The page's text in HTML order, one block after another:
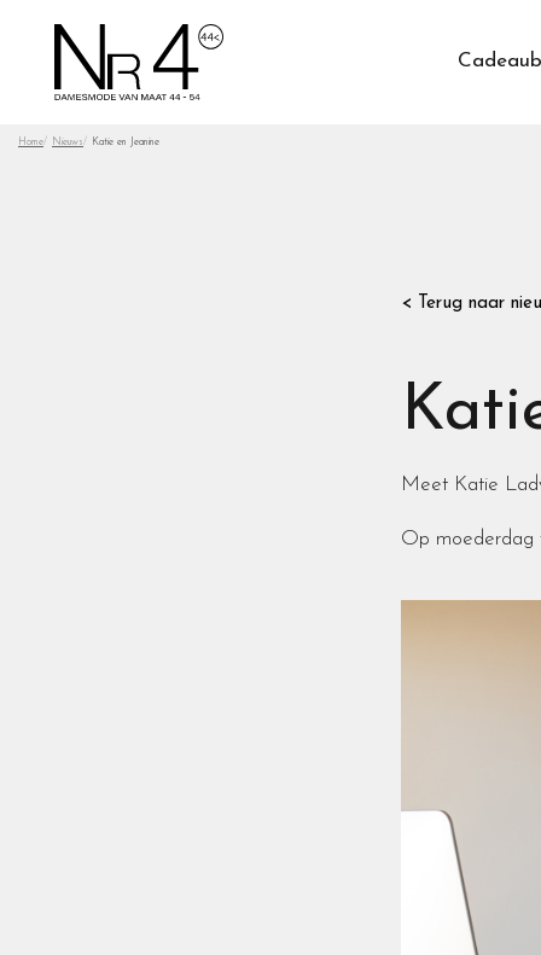
Home Nieuws Katie en Jeanine
< Terug naar
Meet Katie
Op moederdag